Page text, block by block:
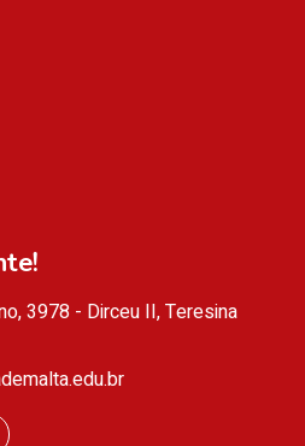
3978 - Dirceu II, Teresina